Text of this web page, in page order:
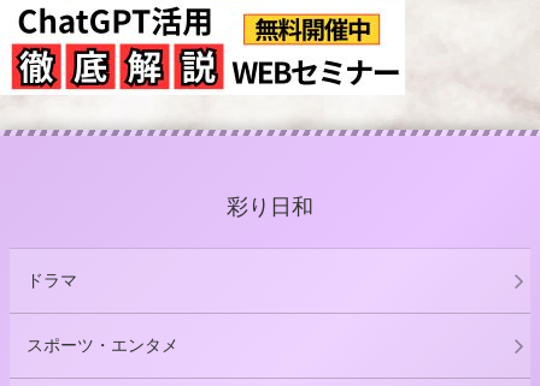
彩り日和
ドラマ
スポーツ・エンタメ